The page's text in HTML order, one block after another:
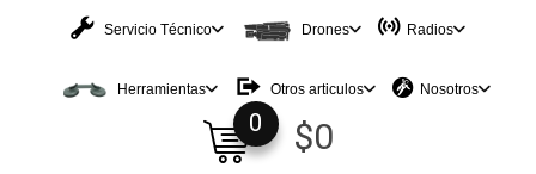
Servicio Técnico Drones Radios
Herramientas Otros articulos Nosotros
$0
0